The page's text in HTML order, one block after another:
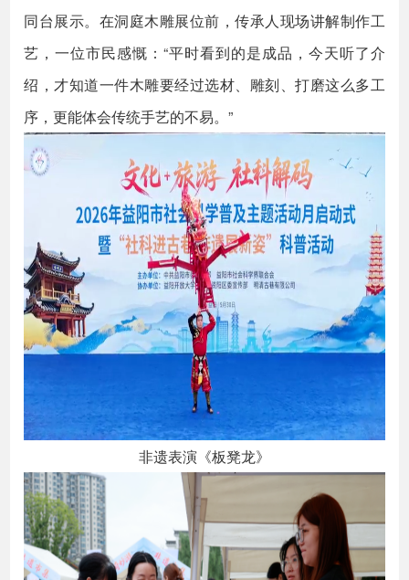
同台展示。在洞庭木雕展位前，传承人现场讲解制作工
艺，一位市民感慨：“平时看到的是成品，今天听了介
绍，才知道一件木雕要经过选材、雕刻、打磨这么多工
序，更能体会传统手艺的不易。”
非遗表演《板凳龙》